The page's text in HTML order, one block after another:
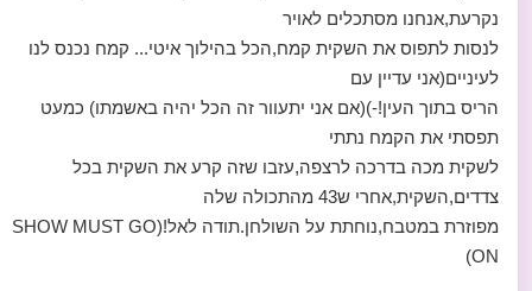
נקרעת,אנחנו מסתכלים לאויר
לנסות לתפוס את השקית קמח,הכל בהילוך איטי... קמח נכנס לנו
לעיניים(אני עדיין עם
הריס בתוך העין!-)(אם אני יתעוור זה הכל יהיה באשמתו) כמעט
תפסתי את הקמח נתתי
לשקית מכה בדרכה לרצפה,עזבו שזה קרע את השקית בכל
צדדים,השקית,אחרי ש43 מהתכולה שלה
מפוזרת במטבח,נוחתת על השולחן.תודה לאל!(SHOW MUST GO
ON)